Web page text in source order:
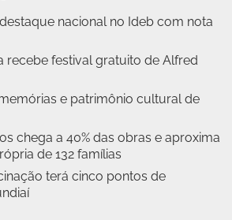
nacional no Ideb com nota
recebe festival gratuito de Alfred
e patrimônio cultural de
chega a 40% das obras e aproxima
de 132 famílias
terá cinco pontos de